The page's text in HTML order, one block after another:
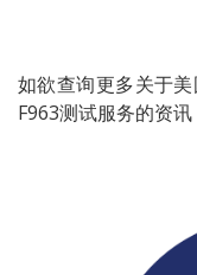
如欲查询更多关于
F963测试服务的资